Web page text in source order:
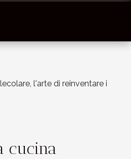
l'arte di reinventare i
cucina